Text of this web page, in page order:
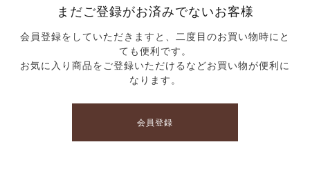
まだご登録がお済みでないお客様
会員登録をしていただきますと、二度目のお買い物時にと
ても便利です。
お気に入り商品をご登録いただけるなどお買い物が便利に
なります。
会員登録